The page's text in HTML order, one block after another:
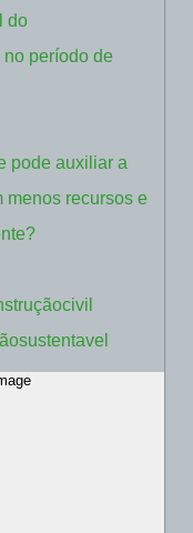
do
período de
pode auxiliar a
menos recursos e